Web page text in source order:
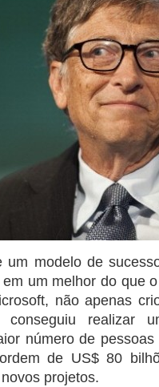
um modelo de
um melhor do que
não apenas
realizar
número de
de US$ 80
projetos.